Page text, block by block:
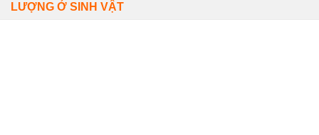
LƯỢNG Ở SINH VẬT